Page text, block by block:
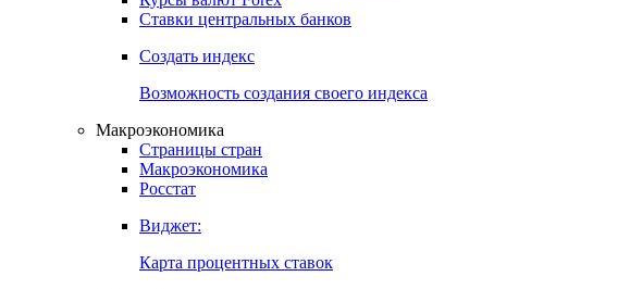
Ставки центральных банков
Создать индекс
Возможность создания своего индекса
Макроэкономика
Страницы стран
Макроэкономика
Росстат
Виджет:
Карта процентных ставок